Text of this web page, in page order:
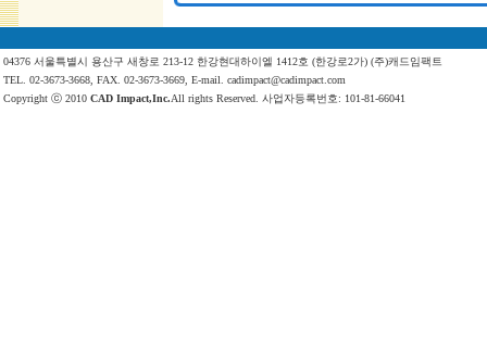
04376 서울특별시 용산구 새창로 213-12 한강현대하이엘 1412호 (한강로2가) (주)캐드임팩트
TEL. 02-3673-3668, FAX. 02-3673-3669, E-mail. cadimpact@cadimpact.com
Copyright ⓒ 2010 CAD Impact,Inc.All rights Reserved. 사업자등록번호: 101-81-66041